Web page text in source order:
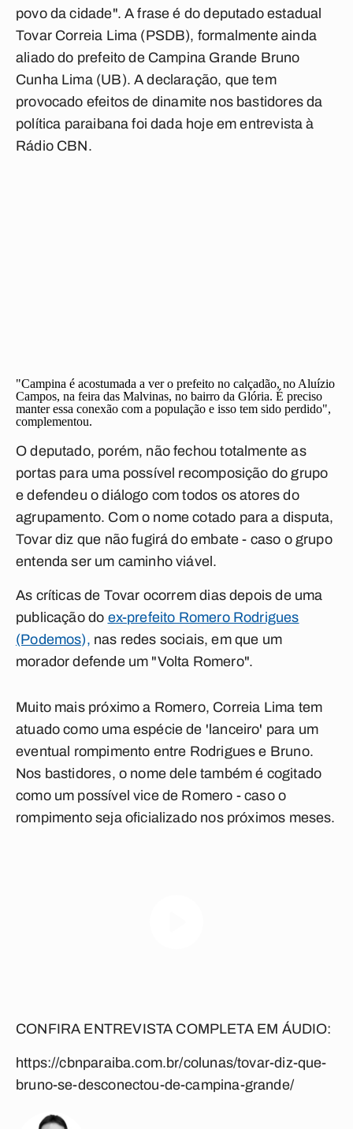
povo da cidade". A frase é do deputado estadual
Tovar Correia Lima (PSDB), formalmente ainda
aliado do prefeito de Campina Grande Bruno
Cunha Lima (UB). A declaração, que tem
provocado efeitos de dinamite nos bastidores da
política paraibana foi dada hoje em entrevista à
Rádio CBN.
"Campina é acostumada a ver o prefeito no calçadão, no Aluízio
Campos, na feira das Malvinas, no bairro da Glória. É preciso
manter essa conexão com a população e isso tem sido perdido",
complementou.
O deputado, porém, não fechou totalmente as
portas para uma possível recomposição do grupo
e defendeu o diálogo com todos os atores do
agrupamento. Com o nome cotado para a disputa,
Tovar diz que não fugirá do embate - caso o grupo
entenda ser um caminho viável.
As críticas de Tovar ocorrem dias depois de uma
publicação do ex-prefeito Romero Rodrigues
(Podemos), nas redes sociais, em que um
morador defende um "Volta Romero".
Muito mais próximo a Romero, Correia Lima tem
atuado como uma espécie de 'lanceiro' para um
eventual rompimento entre Rodrigues e Bruno.
Nos bastidores, o nome dele também é cogitado
como um possível vice de Romero - caso o
rompimento seja oficializado nos próximos meses.
CONFIRA ENTREVISTA COMPLETA EM ÁUDIO:
https://cbnparaiba.com.br/colunas/tovar-diz-que-
bruno-se-desconectou-de-campina-grande/